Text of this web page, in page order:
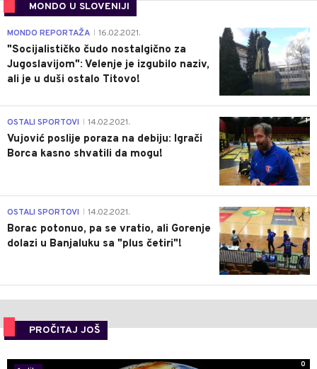
MONDO U SLOVENIJI
4
MONDO REPORTAŽA 16.02.2021.
"Socijalističko čudo nostalgično za
Jugoslavijom": Velenje je izgubilo naziv,
ali je u duši ostalo Titovo!
1
OSTALI SPORTOVI 14.02.2021.
Vujović poslije poraza na debiju: Igrači
Borca kasno shvatili da mogu!
3
OSTALI SPORTOVI 14.02.2021.
Borac potonuo, pa se vratio, ali Gorenje
dolazi u Banjaluku sa "plus četiri"!
PROČITAJ JOŠ
0